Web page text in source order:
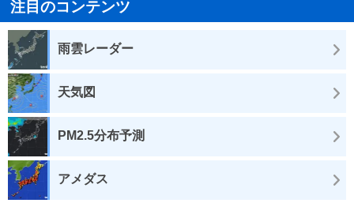
注目のコンテンツ
雨雲レーダー
天気図
PM2.5分布予測
アメダス